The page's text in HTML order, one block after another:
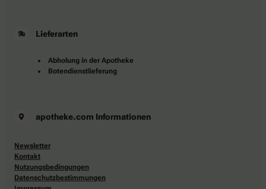
Lieferarten
Abholung in der Apotheke
Botendienstlieferung
apotheke.com Informationen
Newsletter
Kontakt
Nutzungsbedingungen
Datenschutzbestimmungen